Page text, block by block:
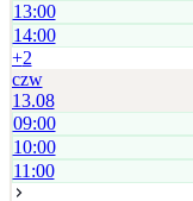
13:00
14:00
+2
czw
13.08
09:00
10:00
11:00